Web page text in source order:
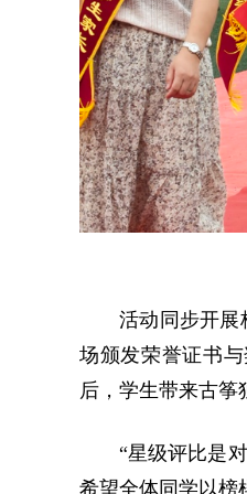
活动同步开展
场颁发荣誉证书
后，学生带来古筝
“星级评比是
希望全体同学以榜